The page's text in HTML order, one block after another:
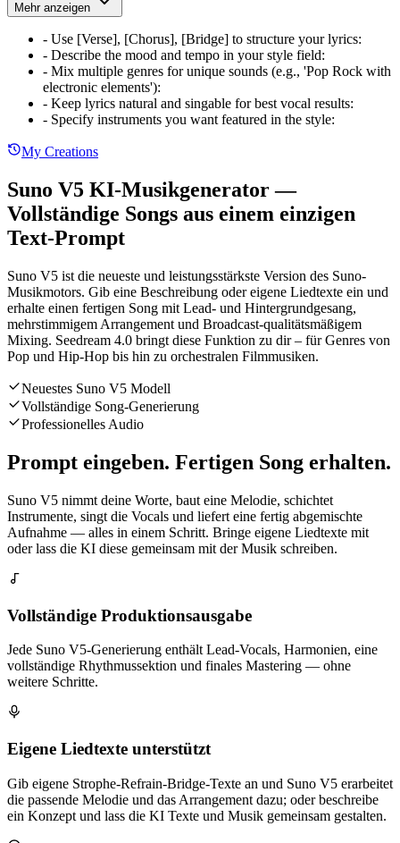
Mehr anzeigen
- Use [Verse], [Chorus], [Bridge] to structure your lyrics:
- Describe the mood and tempo in your style field:
- Mix multiple genres for unique sounds (e.g., 'Pop Rock with
electronic elements'):
- Keep lyrics natural and singable for best vocal results:
- Specify instruments you want featured in the style:
My Creations
Suno V5 KI-Musikgenerator —
Vollständige Songs aus einem einzigen
Text-Prompt
Suno V5 ist die neueste und leistungsstärkste Version des Suno-
Musikmotors. Gib eine Beschreibung oder eigene Liedtexte ein und
erhalte einen fertigen Song mit Lead- und Hintergrundgesang,
mehrstimmigem Arrangement und Broadcast-qualitätsmäßigem
Mixing. Seedream 4.0 bringt diese Funktion zu dir – für Genres von
Pop und Hip-Hop bis hin zu orchestralen Filmmusiken.
Neuestes Suno V5 Modell
Vollständige Song-Generierung
Professionelles Audio
Prompt eingeben. Fertigen Song erhalten.
Suno V5 nimmt deine Worte, baut eine Melodie, schichtet
Instrumente, singt die Vocals und liefert eine fertig abgemischte
Aufnahme — alles in einem Schritt. Bringe eigene Liedtexte mit
oder lass die KI diese gemeinsam mit der Musik schreiben.
Vollständige Produktionsausgabe
Jede Suno V5-Generierung enthält Lead-Vocals, Harmonien, eine
vollständige Rhythmussektion und finales Mastering — ohne
weitere Schritte.
Eigene Liedtexte unterstützt
Gib eigene Strophe-Refrain-Bridge-Texte an und Suno V5 erarbeitet
die passende Melodie und das Arrangement dazu; oder beschreibe
ein Konzept und lass die KI Texte und Musik gemeinsam gestalten.